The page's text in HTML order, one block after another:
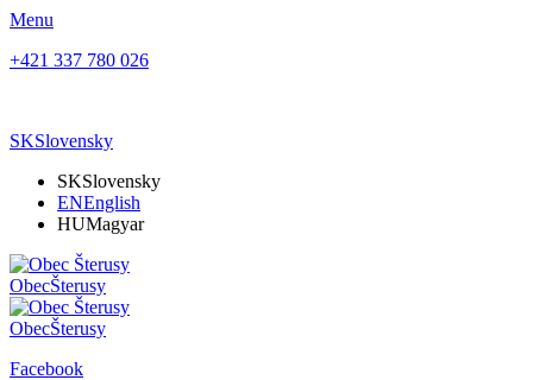
Menu
+421 337 780 026
SKSlovensky
SKSlovensky
ENEnglish
HUMagyar
ObecŠterusy
ObecŠterusy
Facebook